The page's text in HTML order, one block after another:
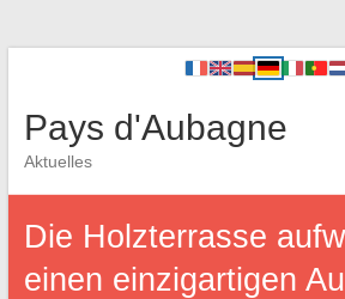
Pays d'Aubagne
Aktuelles
Die Holzterrasse
einen einzigartigen